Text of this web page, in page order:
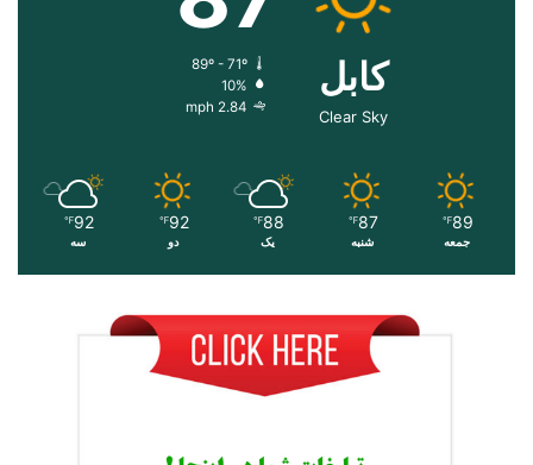
کابل
Clear Sky
89º - 71º
10%
2.84 mph
89
℉
جمعه
87
℉
شنبه
88
℉
یک
92
℉
دو
92
℉
سه